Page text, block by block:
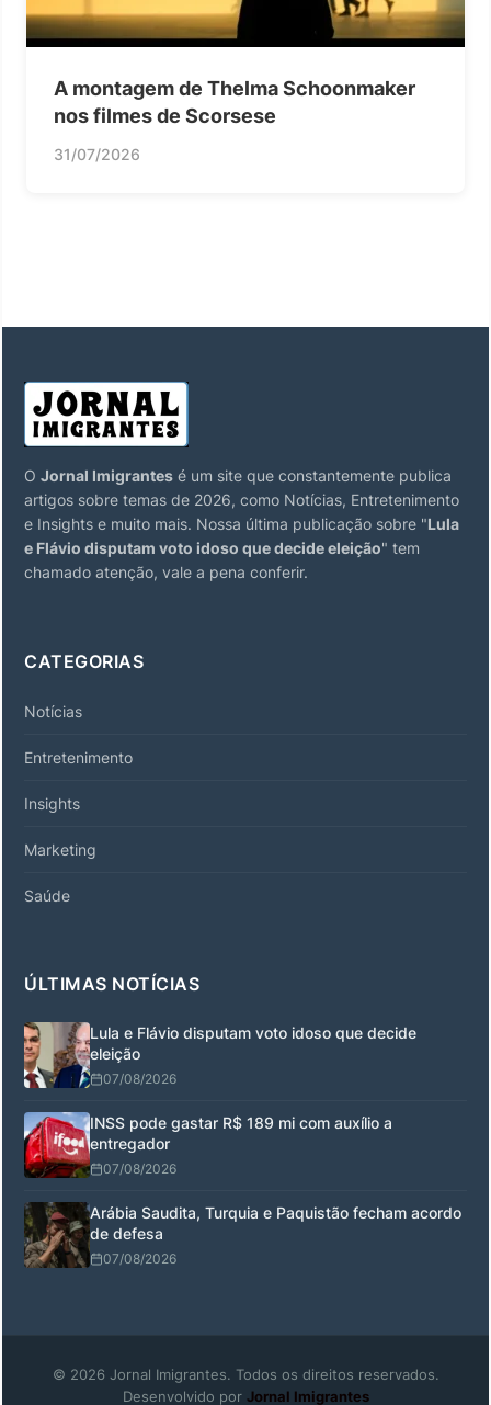
A montagem de Thelma Schoonmaker
nos filmes de Scorsese
31/07/2026
O Jornal Imigrantes é um site que constantemente publica
artigos sobre temas de 2026, como Notícias, Entretenimento
e Insights e muito mais. Nossa última publicação sobre "Lula
e Flávio disputam voto idoso que decide eleição" tem
chamado atenção, vale a pena conferir.
CATEGORIAS
Notícias
Entretenimento
Insights
Marketing
Saúde
ÚLTIMAS NOTÍCIAS
Lula e Flávio disputam voto idoso que decide
eleição
07/08/2026
INSS pode gastar R$ 189 mi com auxílio a
entregador
07/08/2026
Arábia Saudita, Turquia e Paquistão fecham acordo
de defesa
07/08/2026
© 2026 Jornal Imigrantes. Todos os direitos reservados.
Desenvolvido por Jornal Imigrantes